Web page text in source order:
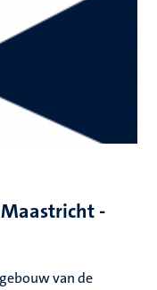
-
van de